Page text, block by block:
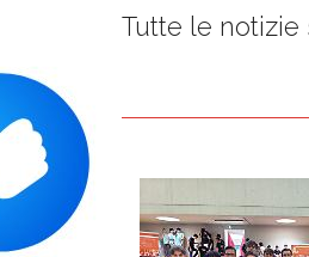
Tutte le notizie